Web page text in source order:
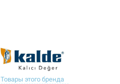
Товары этого бренда